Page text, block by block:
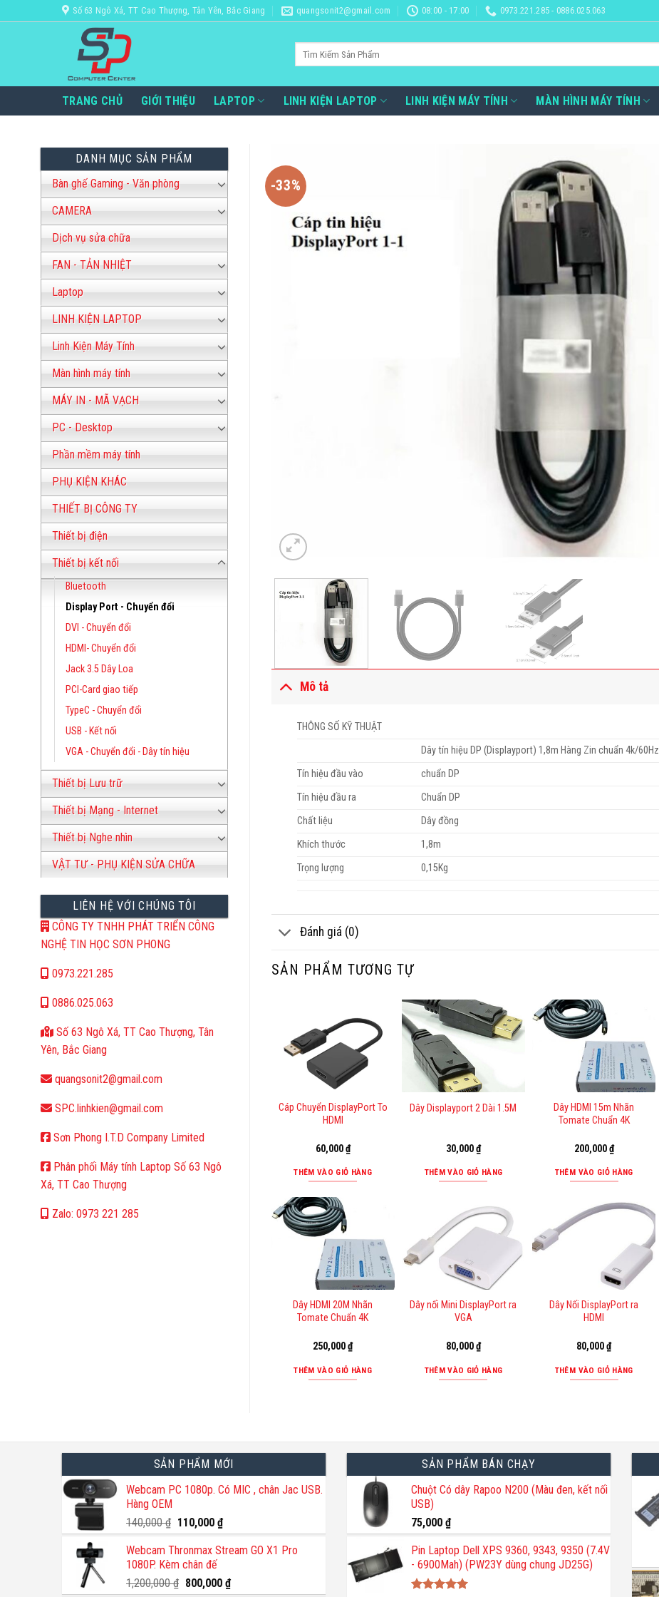
qua
Số 63 Ngô Xá, TT Cao Thượng, Tân Yên, Bắc Giang quangsonit2@gmail.com 08:00 - 17:00 0973.221.285 - 0886.025.063
TRANG CHỦ GIỚI THIỆU LAPTOP LINH KIỆN LAPTOP LINH KIỆN MÁY TÍNH MÀN HÌNH MÁY TÍNH
DANH MỤC SẢN PHẨM
Bàn ghế Gaming - Văn phòng
CAMERA
Dịch vụ sửa chữa
FAN - TẢN NHIỆT
Laptop
LINH KIỆN LAPTOP
Linh Kiện Máy Tính
Màn hình máy tính
MÁY IN - MÃ VẠCH
PC - Desktop
Phần mềm máy tính
PHỤ KIỆN KHÁC
THIẾT BỊ CÔNG TY
Thiết bị điện
Thiết bị kết nối
Bluetooth
Display Port - Chuyển đổi
DVI - Chuyển đổi
HDMI- Chuyển đổi
Jack 3.5 Dây Loa
PCI-Card giao tiếp
TypeC - Chuyển đổi
USB - Kết nối
VGA - Chuyển đổi - Dây tín hiệu
Thiết bị Lưu trữ
Thiết bị Mạng - Internet
Thiết bị Nghe nhìn
VẬT TƯ - PHỤ KIỆN SỬA CHỮA
LIÊN HỆ VỚI CHÚNG TÔI
CÔNG TY TNHH PHÁT TRIỂN CÔNG
NGHỆ TIN HỌC SƠN PHONG
0973.221.285
0886.025.063
Số 63 Ngô Xá, TT Cao Thượng, Tân
Yên, Bắc Giang
quangsonit2@gmail.com
SPC.linhkien@gmail.com
Sơn Phong I.T.D Company Limited
Phân phối Máy tính Laptop Số 63 Ngô
Xá, TT Cao Thượng
Zalo: 0973 221 285
-33%
Mô tả
THÔNG SỐ KỸ THUẬT
Dây tín hiệu DP (Displayport) 1,8m Hàng Zin chuẩn 4k/60Hz
Tín hiệu đầu vào
chuẩn DP
Tín hiệu đầu ra
Chuẩn DP
Chất liệu
Dây đồng
Khích thước
1,8m
Trọng lượng
0,15Kg
Đánh giá (0)
SẢN PHẨM TƯƠNG TỰ
Cáp Chuyển DisplayPort To
HDMI
60,000₫
THÊM VÀO GIỎ HÀNG
Dây Displayport 2 Dài 1.5M
30,000₫
THÊM VÀO GIỎ HÀNG
Dây HDMI 15m Nhãn
Tomate Chuẩn 4K
200,000₫
THÊM VÀO GIỎ HÀNG
Dây HDMI 20M Nhãn
Tomate Chuẩn 4K
250,000₫
THÊM VÀO GIỎ HÀNG
Dây nối Mini DisplayPort ra
VGA
80,000₫
THÊM VÀO GIỎ HÀNG
Dây Nối DisplayPort ra
HDMI
80,000₫
THÊM VÀO GIỎ HÀNG
SẢN PHẨM MỚI
Webcam PC 1080p. Có MIC , chân Jac USB.
Hàng OEM
140,000₫ Giá
gốc
là:
140,000 ₫.
110,000 ₫Giá
hiện
tại
110,000 ₫.
Webcam Thronmax Stream GO X1 Pro
1080P. Kèm chân đế
1,200,000₫ Giá
800,000 ₫Giá
SẢN PHẨM BÁN CHẠY
Chuột Có dây Rapoo N200 (Màu đen, kết nối
USB)
75,000 ₫
Pin Laptop Dell XPS 9360, 9343, 9350 (7.4V
- 6900Mah) (PW23Y dùng chung JD25G)